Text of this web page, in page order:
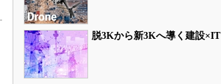
脱3Kから新3Kへ導く建設×IT